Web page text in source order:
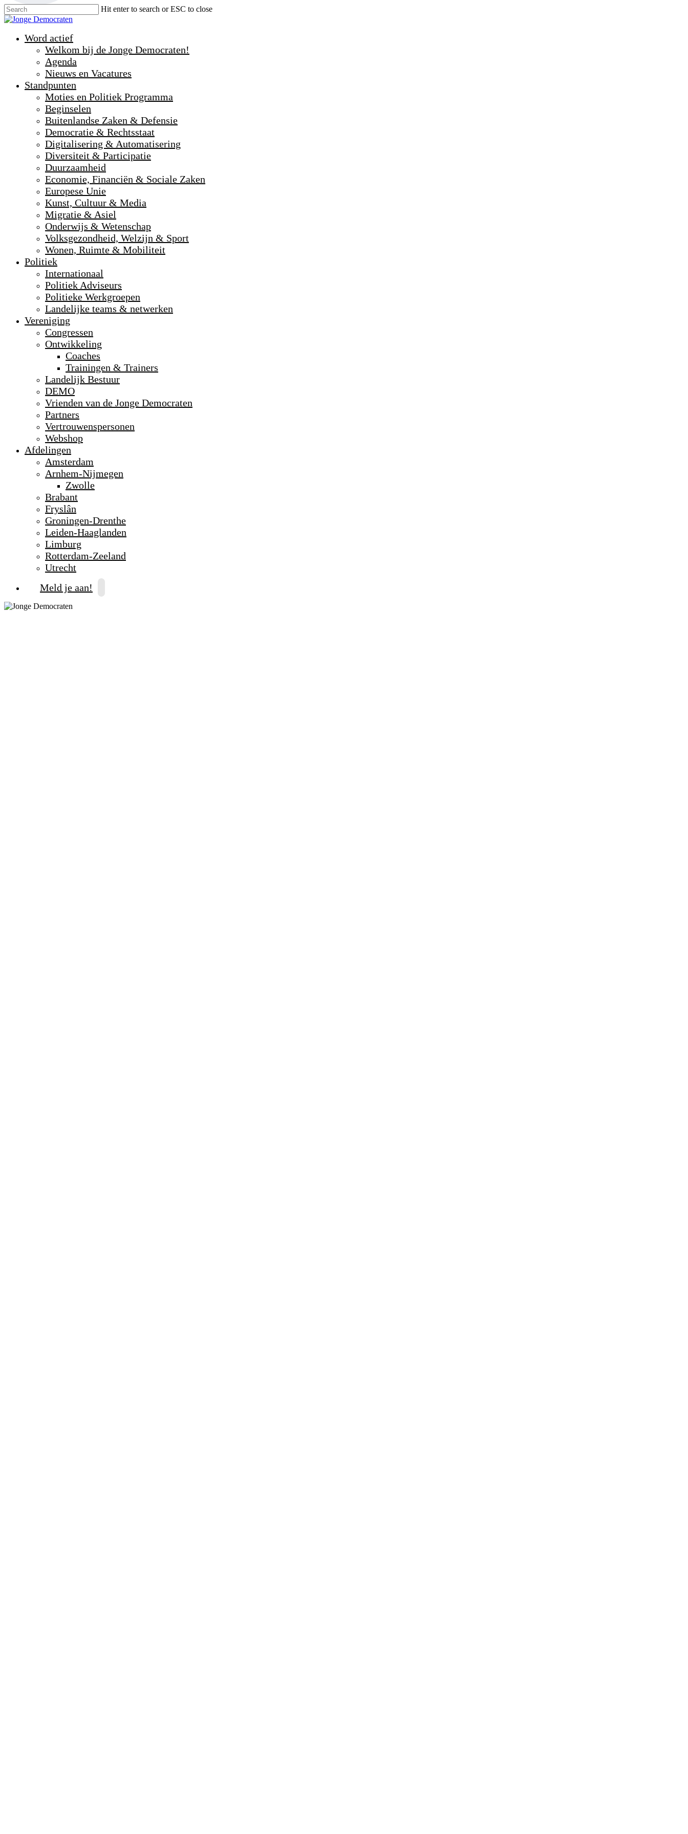
Hit enter to search or ESC to close
Word actief
Welkom bij de Jonge Democraten!
Agenda
Nieuws en Vacatures
Standpunten
Moties en Politiek Programma
Beginselen
Buitenlandse Zaken & Defensie
Democratie & Rechtsstaat
Digitalisering & Automatisering
Diversiteit & Participatie
Duurzaamheid
Economie, Financiën & Sociale Zaken
Europese Unie
Kunst, Cultuur & Media
Migratie & Asiel
Onderwijs & Wetenschap
Volksgezondheid, Welzijn & Sport
Wonen, Ruimte & Mobiliteit
Politiek
Internationaal
Politiek Adviseurs
Politieke Werkgroepen
Landelijke teams & netwerken
Vereniging
Congressen
Ontwikkeling
Coaches
Trainingen & Trainers
Landelijk Bestuur
DEMO
Vrienden van de Jonge Democraten
Partners
Vertrouwenspersonen
Webshop
Afdelingen
Amsterdam
Arnhem-Nijmegen
Zwolle
Brabant
Fryslân
Groningen-Drenthe
Leiden-Haaglanden
Limburg
Rotterdam-Zeeland
Utrecht
Meld je aan!